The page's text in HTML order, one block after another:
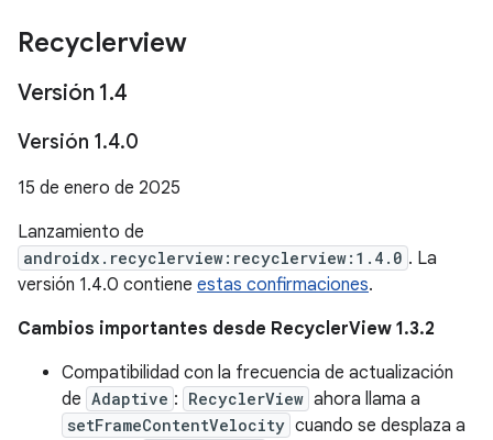
Recyclerview
Versión 1.4
Versión 1.4.0
15 de enero de 2025
Lanzamiento de
androidx.recyclerview:recyclerview:1.4.0 . La
versión 1.4.0 contiene estas confirmaciones.
Cambios importantes desde RecyclerView 1.3.2
Compatibilidad con la frecuencia de actualización
de Adaptive : RecyclerView ahora llama a
setFrameContentVelocity cuando se desplaza a